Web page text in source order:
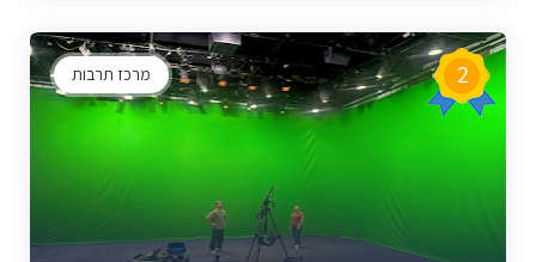
מרכז תרבות 2